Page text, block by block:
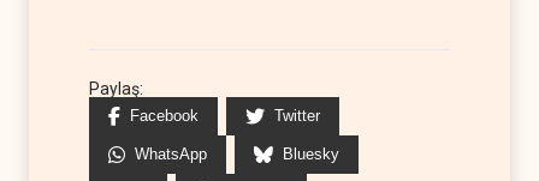
Paylaş:
Facebook Twitter
WhatsApp Bluesky